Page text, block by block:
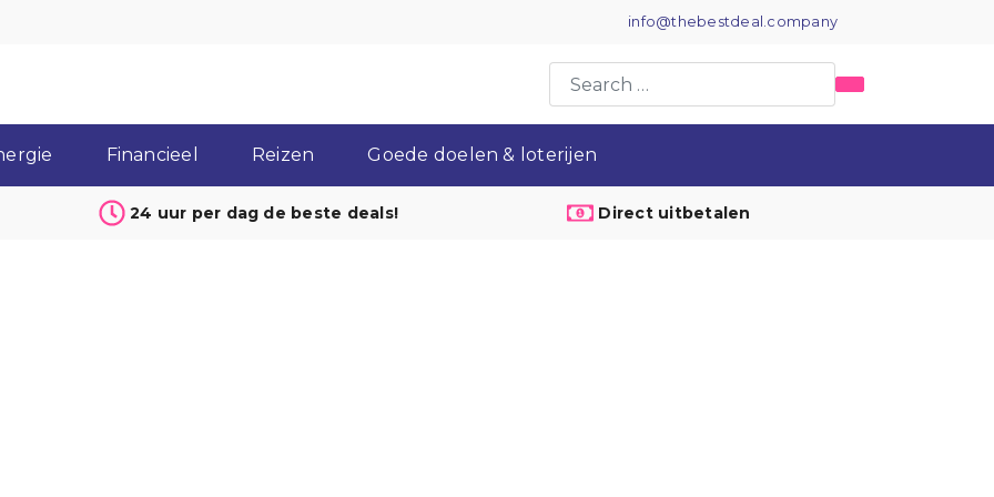
info@thebestdeal.company
Financieel Reizen Goede doelen & loterijen
24 uur per dag de beste deals! Direct uitbetalen